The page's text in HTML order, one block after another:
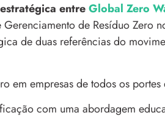
entreGlobal Zero
de Resíduo Zero
de duas referências do
em empresas de todos os portes
com uma abordagem